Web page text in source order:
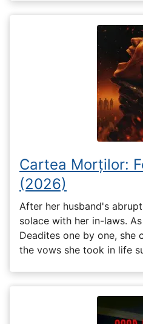
Cartea Morților:
(2026)
After her husband's
solace with her in-laws.
Deadites one by one, she
the vows she took in life